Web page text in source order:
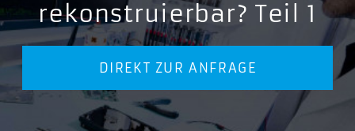
rekonstruierbar? Teil 1
DIREKT ZUR ANFRAGE